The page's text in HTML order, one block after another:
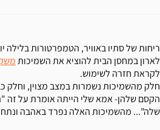
ריחות של סתיו באוויר, הטמפרטורות בלילה
לארון במחסן הבית להוציא את השמיכות
לקראת חזרה לשימוש.
חלק מהשמיכות נשמרות במצב מצוין, וחלק
הקסם שלהן- אמא שלי הייתה אומרת על
שלה"... מהשמיכות האלה נפרד באהבה